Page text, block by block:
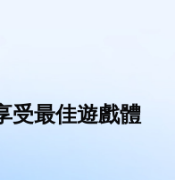
受最佳遊戲體